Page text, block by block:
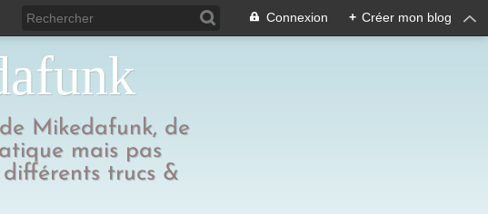
Connexion + Créer mon blog
Mikedafunk, de
mais pas
trucs &